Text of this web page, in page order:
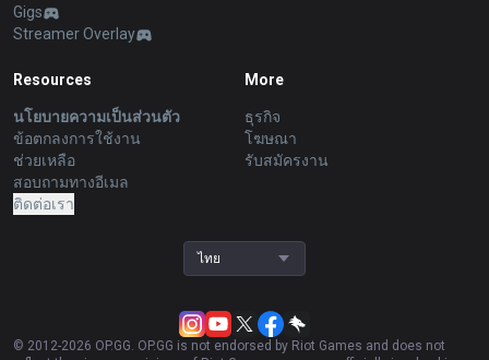
Gigs
Streamer Overlay
Resources
นโยบายความเป็นส่วนตัว
ข้อตกลงการใช้งาน
ช่วยเหลือ
สอบถามทางอีเมล
ติดต่อเรา
More
ธุรกิจ
โฆษณา
รับสมัครงาน
ไทย
© 2012-2026 OP.GG. OP.GG is not endorsed by Riot Games and does not